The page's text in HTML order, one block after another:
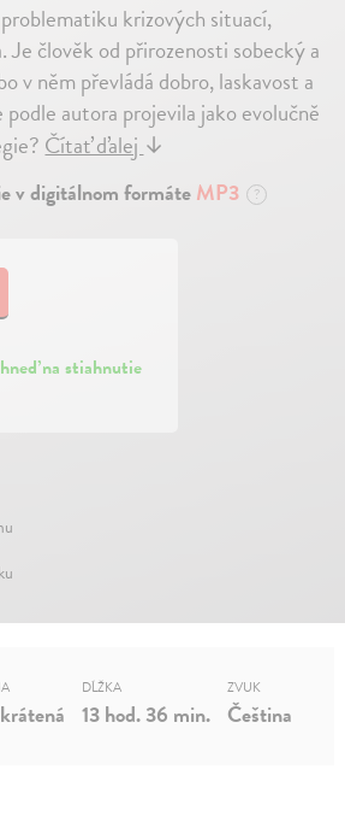
krizových situací,
Je člověk od přirozenosti sobecký a
v něm převládá dobro, laskavost a
autora projevila jako evolučně
Čítať ďalej↓
v digitálnom formáteMP3 ?
na stiahnutie
DĹŽKA
13 hod. 36 min.
ZVUK
Čeština